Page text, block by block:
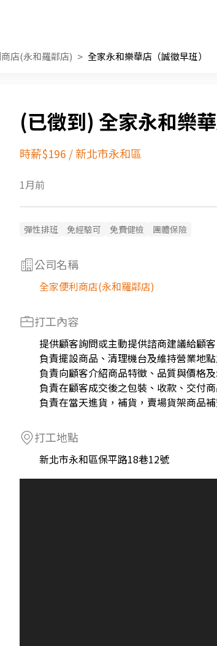
店(永和羅鄰店) 全家永和樂華店（誠徵早班）
全家永和樂
時薪$196 /新北市永和區
1月前
彈性排班 免經驗可 免費健檢 團體保險
公司名稱
全家便利商店(永和羅鄰店)
打工內容
提供顧客詢問或主動提供諮商建議給顧客
負責擺設商品、清理機台及維持營業地
負責向顧客介紹商品特徵、品質與價格
負責在顧客成交後之包裝、收款、交付
負責在當天進貨，補貨，賣場貨架商品
打工地點
新北市永和區保平路18巷12號